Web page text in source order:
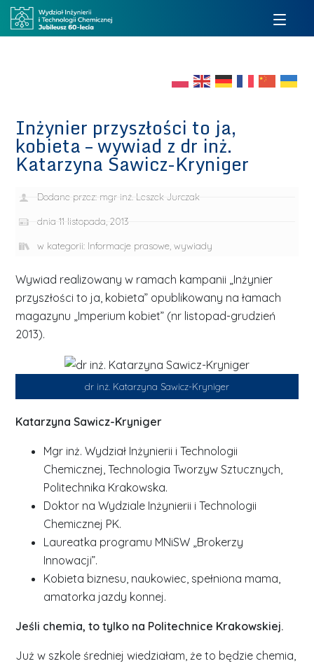
Inżynier przyszłości to ja,
kobieta – wywiad z dr inż.
Katarzyna Sawicz-Kryniger
Dodane przez: mgr inż. Leszek Jurczak
dnia 11 listopada, 2013
w kategorii: Informacje prasowe, wywiady
Wywiad realizowany w ramach kampanii „Inżynier
przyszłości to ja, kobieta” opublikowany na łamach
magazynu „Imperium kobiet” (nr listopad-grudzień
2013).
dr inż. Katarzyna Sawicz-Kryniger
Katarzyna Sawicz-Kryniger
Mgr inż. Wydział Inżynierii i Technologii
Chemicznej, Technologia Tworzyw Sztucznych,
Politechnika Krakowska.
Doktor na Wydziale Inżynierii i Technologii
Chemicznej PK.
Laureatka programu MNiSW „Brokerzy
Innowacji”.
Kobieta biznesu, naukowiec, spełniona mama,
amatorka jazdy konnej.
Jeśli chemia, to tylko na Politechnice Krakowskiej.
Już w szkole średniej wiedziałam, że to będzie chemia,